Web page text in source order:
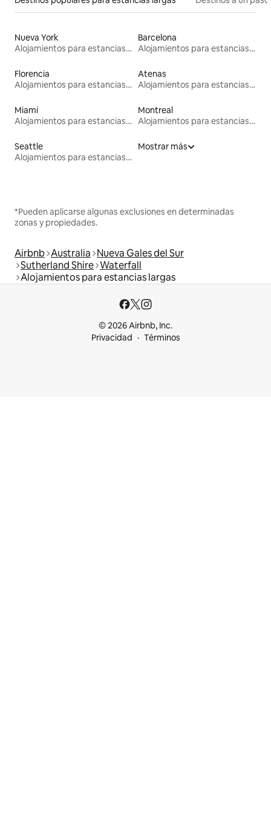
Nueva York
Alojamientos para estancias largas
Barcelona
Alojamientos para estancias largas
Florencia
Alojamientos para estancias largas
Atenas
Alojamientos para estancias largas
Miami
Alojamientos para estancias largas
Montreal
Alojamientos para estancias largas
Seattle
Alojamientos para estancias largas
Mostrar más
*Pueden aplicarse algunas exclusiones en determinadas
zonas y propiedades.
Airbnb Australia Nueva Gales del Sur
Sutherland Shire Waterfall
Alojamientos para estancias largas
© 2026 Airbnb, Inc.
Privacidad
Términos